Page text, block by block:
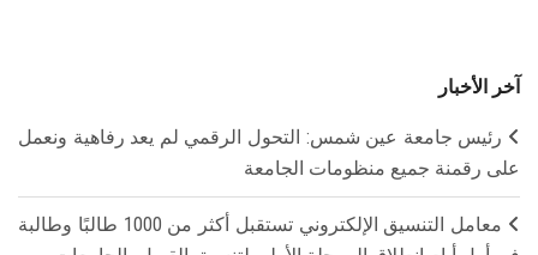
آخر الأخبار
رئيس جامعة عين شمس: التحول الرقمي لم يعد رفاهية ونعمل
على رقمنة جميع منظومات الجامعة
معامل التنسيق الإلكتروني تستقبل أكثر من 1000 طالبًا وطالبة